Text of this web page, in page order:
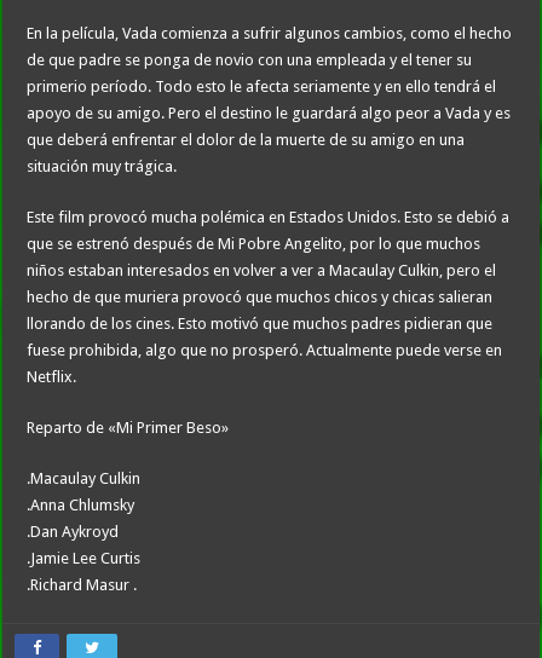
En la película, Vada comienza a sufrir algunos cambios, como el hecho
de que padre se ponga de novio con una empleada y el tener su
primerio período. Todo esto le afecta seriamente y en ello tendrá el
apoyo de su amigo. Pero el destino le guardará algo peor a Vada y es
que deberá enfrentar el dolor de la muerte de su amigo en una
situación muy trágica.
Este film provocó mucha polémica en Estados Unidos. Esto se debió a
que se estrenó después de Mi Pobre Angelito, por lo que muchos
niños estaban interesados en volver a ver a Macaulay Culkin, pero el
hecho de que muriera provocó que muchos chicos y chicas salieran
llorando de los cines. Esto motivó que muchos padres pidieran que
fuese prohibida, algo que no prosperó. Actualmente puede verse en
Netflix.
Reparto de «Mi Primer Beso»
.Macaulay Culkin
.Anna Chlumsky
.Dan Aykroyd
.Jamie Lee Curtis
.Richard Masur .